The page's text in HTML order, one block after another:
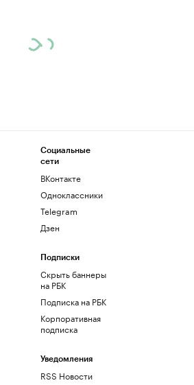
Социальные
сети
ВКонтакте
Одноклассники
Telegram
Дзен
Подписки
Скрыть баннеры
на РБК
Подписка на РБК
Корпоративная
подписка
Уведомления
RSS Новости